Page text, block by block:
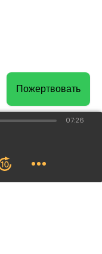
07:26
Пожертвовать